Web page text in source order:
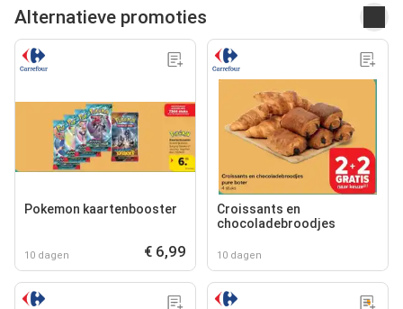
Alternatieve promoties
Pokemon kaartenbooster
10 dagen € 6,99
Croissants en
chocoladebroodjes
10 dagen